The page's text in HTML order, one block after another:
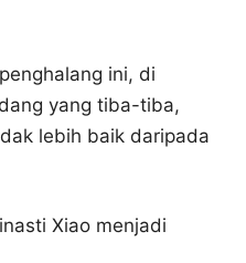
ini, di
yang tiba-tiba,
lebih baik daripada
Xiao menjadi